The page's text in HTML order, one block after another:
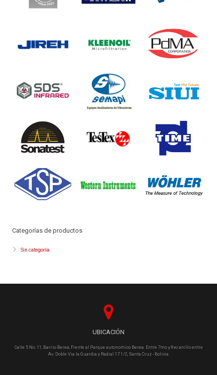
Categorías de productos
Sin categoría
UBICACIÓN
Calle 5 No. 11, Barrio Berea, Frente al Parque autonomico Berea. Entre 7mo y 8vo anillo entre
Av. Doble Via la Guardia y Radial 17 1/2, Santa Cruz - Bolivia.